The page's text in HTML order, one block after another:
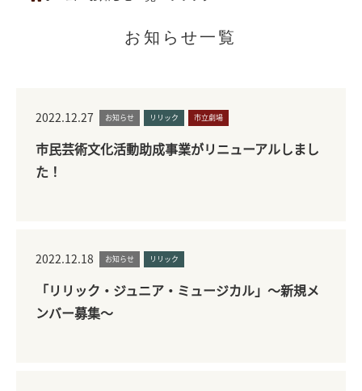
お知らせ一覧
2022.12.27 お知らせ リリック 市立劇場
市民芸術文化活動助成事業がリニューアルしまし
た！
2022.12.18 お知らせ リリック
「リリック・ジュニア・ミュージカル」～新規メ
ンバー募集～